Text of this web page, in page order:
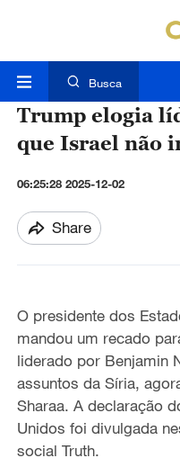
Busca
Trump elogia
que Israel não
06:25:28 2025-12-02
Share
O presidente dos
mandou um recado
liderado por Benjamin
assuntos da Síria,
Sharaa. A declaração
Unidos foi divulgada
social Truth.